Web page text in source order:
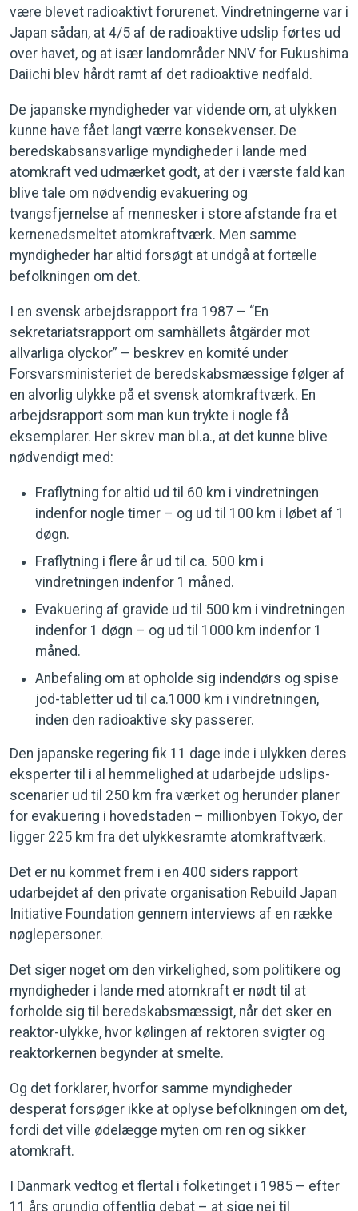
være blevet radioaktivt forurenet. Vindretningerne var i
Japan sådan, at 4/5 af de radioaktive udslip førtes ud
over havet, og at især landområder NNV for Fukushima
Daiichi blev hårdt ramt af det radioaktive nedfald.
De japanske myndigheder var vidende om, at ulykken
kunne have fået langt værre konsekvenser. De
beredskabsansvarlige myndigheder i lande med
atomkraft ved udmærket godt, at der i værste fald kan
blive tale om nødvendig evakuering og
tvangsfjernelse af mennesker i store afstande fra et
kernenedsmeltet atomkraftværk. Men samme
myndigheder har altid forsøgt at undgå at fortælle
befolkningen om det.
I en svensk arbejdsrapport fra 1987 – “En
sekretariatsrapport om samhällets åtgärder mot
allvarliga olyckor” – beskrev en komité under
Forsvarsministeriet de beredskabsmæssige følger af
en alvorlig ulykke på et svensk atomkraftværk. En
arbejdsrapport som man kun trykte i nogle få
eksemplarer. Her skrev man bl.a., at det kunne blive
nødvendigt med:
Fraflytning for altid ud til 60 km i vindretningen
indenfor nogle timer – og ud til 100 km i løbet af 1
døgn.
Fraflytning i flere år ud til ca. 500 km i
vindretningen indenfor 1 måned.
Evakuering af gravide ud til 500 km i vindretningen
indenfor 1 døgn – og ud til 1000 km indenfor 1
måned.
Anbefaling om at opholde sig indendørs og spise
jod-tabletter ud til ca.1000 km i vindretningen,
inden den radioaktive sky passerer.
Den japanske regering fik 11 dage inde i ulykken deres
eksperter til i al hemmelighed at udarbejde udslips-
scenarier ud til 250 km fra værket og herunder planer
for evakuering i hovedstaden – millionbyen Tokyo, der
ligger 225 km fra det ulykkesramte atomkraftværk.
Det er nu kommet frem i en 400 siders rapport
udarbejdet af den private organisation Rebuild Japan
Initiative Foundation gennem interviews af en række
nøglepersoner.
Det siger noget om den virkelighed, som politikere og
myndigheder i lande med atomkraft er nødt til at
forholde sig til beredskabsmæssigt, når det sker en
reaktor-ulykke, hvor kølingen af rektoren svigter og
reaktorkernen begynder at smelte.
Og det forklarer, hvorfor samme myndigheder
desperat forsøger ikke at oplyse befolkningen om det,
fordi det ville ødelægge myten om ren og sikker
atomkraft.
I Danmark vedtog et flertal i folketinget i 1985 – efter
11 års grundig offentlig debat – at sige nej til